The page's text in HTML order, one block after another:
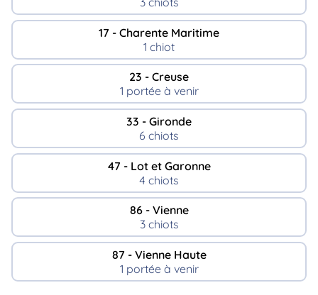
17 - Charente Maritime
1 chiot
23 - Creuse
1 portée à venir
33 - Gironde
6 chiots
47 - Lot et Garonne
4 chiots
86 - Vienne
3 chiots
87 - Vienne Haute
1 portée à venir